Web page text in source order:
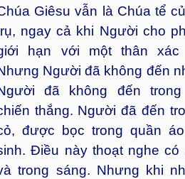
Giêsu vẫn là Chúa tể
ngay cả khi Người cho
hạn với một thân xác
Người đã không đến
đã không đến
thắng. Người đã đến
được bọc trong quần
Điều này thoạt nghe có
trong sáng. Nhưng khi